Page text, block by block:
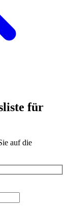
für
auf die